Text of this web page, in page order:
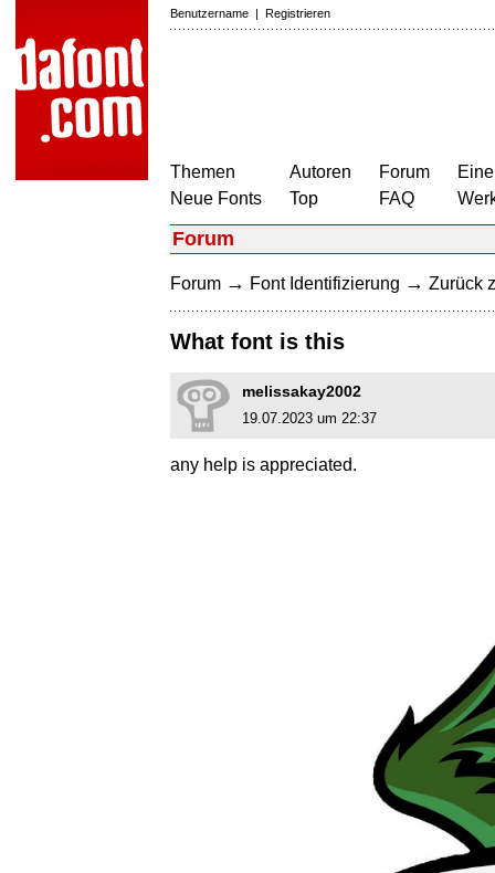
Benutzername | Registrieren
Themen
Neue Fonts
Autoren
Top
Forum
FAQ
Forum
Forum → Font Identifizierung → Zurück
What font is this
melissakay2002
19.07.2023 um 22:37
any help is appreciated.